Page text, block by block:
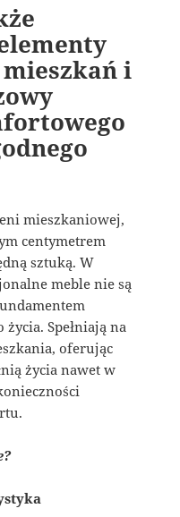
i
mieszkaniowej,
centymetrem
sztuką. W
meble nie są
Spełniają na
oferując
życia nawet w